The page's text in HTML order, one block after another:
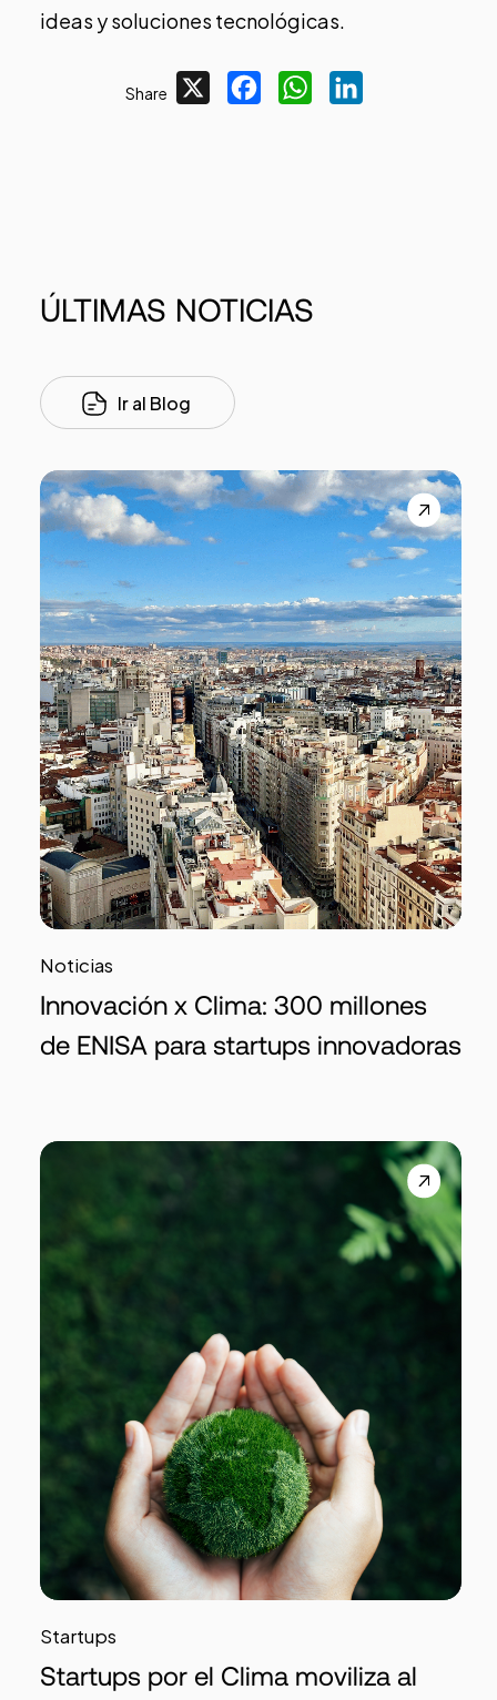
ideas y soluciones tecnológicas.
Share FacebookWhatsApp
ÚLTIMAS NOTICIAS
Ir al Blog
Noticias
Innovación x Clima: 300 millones
de ENISA para startups innovadoras
Startups
Startups por el Clima moviliza al